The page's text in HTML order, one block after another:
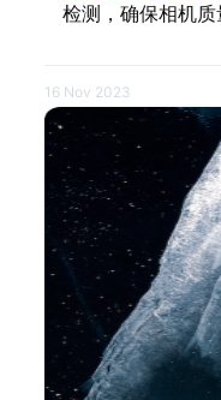
检测，确保相机质
16 Nov 2023